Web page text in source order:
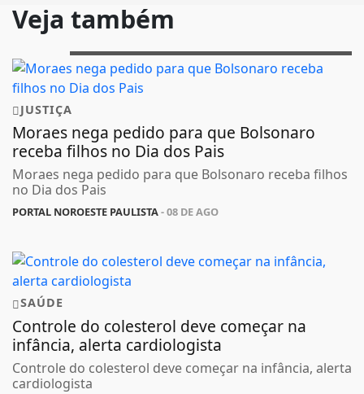
Veja também
JUSTIÇA
Moraes nega pedido para que Bolsonaro
receba filhos no Dia dos Pais
Moraes nega pedido para que Bolsonaro receba filhos
no Dia dos Pais
PORTAL NOROESTE PAULISTA- 08 DE AGO
SAÚDE
Controle do colesterol deve começar na
infância, alerta cardiologista
Controle do colesterol deve começar na infância, alerta
cardiologista